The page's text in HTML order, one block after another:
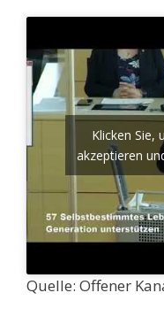
Klicken Sie,
akzeptieren
Quelle: Offener